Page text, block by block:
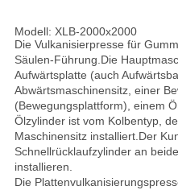
Modell: XLB-2000x2000
Die Vulkanisierpresse für
Säulen-Führung.Die
Aufwärtsplatte (auch
Abwärtsmaschinensitz, einer
(Bewegungsplattform), einem
Ölzylinder ist vom Kolbentyp,
Maschinensitz installiert.Der
Schnellrücklaufzylinder an
installieren.
Die